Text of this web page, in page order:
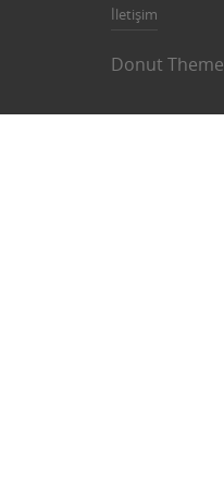
İletişim
Donut Theme